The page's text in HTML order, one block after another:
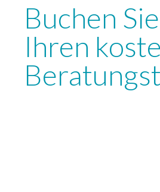
Buchen
Ihren